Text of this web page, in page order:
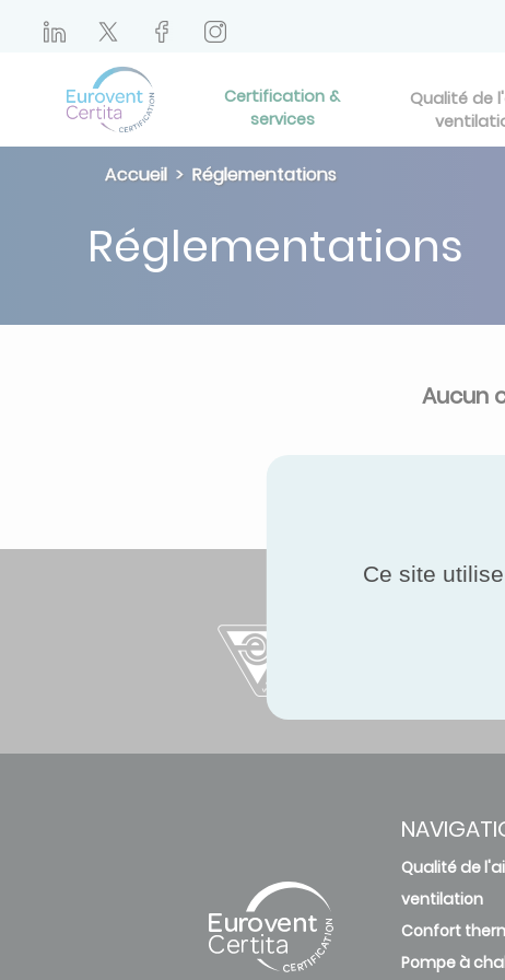
Certification &
services
Qualité de
Accueil Réglementations
Réglementations
Aucun
Qualité de
ventilation
Confort
Pompe à
Ce site